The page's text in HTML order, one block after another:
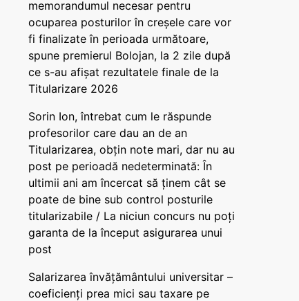
memorandumul necesar pentru
ocuparea posturilor în creșele care vor
fi finalizate în perioada următoare,
spune premierul Bolojan, la 2 zile după
ce s-au afișat rezultatele finale de la
Titularizare 2026
Sorin Ion, întrebat cum le răspunde
profesorilor care dau an de an
Titularizarea, obțin note mari, dar nu au
post pe perioadă nedeterminată: În
ultimii ani am încercat să ținem cât se
poate de bine sub control posturile
titularizabile / La niciun concurs nu poți
garanta de la început asigurarea unui
post
Salarizarea învățământului universitar –
coeficienți prea mici sau taxare pe